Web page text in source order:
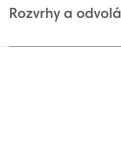
Rozvrhy a